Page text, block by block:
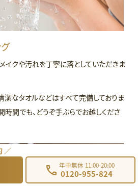
イクや汚れを丁寧に落としていただきま
潔なタオルなどはすべて完備しておりま
時間でも、どうぞ手ぶらでお越しくださ
／
年中無休 11:00-20:00
0120-955-824